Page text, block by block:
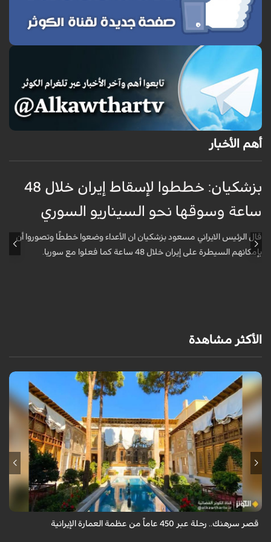
أهم الأخبار
بزشكيان: خططوا لإسقاط إيران خلال 48
ساعة وسوقها نحو السيناريو السوري
قال الرئيس الايراني مسعود بزشكيان ان الأعداء وضعوا خططًا وتصوروا أن
بإمكانهم السيطرة على إيران خلال 48 ساعة كما فعلوا مع سوريا.
الأكثر مشاهدة
يقع قصر سرهنك في أصفهان، الذي يمتد عمره إلى 450 عاماً، ليكون سرداً حياً
لأربعة عصور تاريخية وشاهداً على عبق العمارة الإيرانية.
قصر سرهنك.. رحلة عبر 450 عاماً من عظمة العمارة الإيرانية